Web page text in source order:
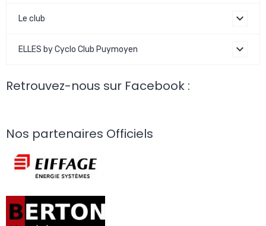
Le club
ELLES by Cyclo Club Puymoyen
Retrouvez-nous sur Facebook :
Nos partenaires Officiels